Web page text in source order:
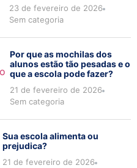
23 de fevereiro de 2026
Sem categoria
Por que as mochilas dos
alunos estão tão pesadas e o
que a escola pode fazer?
21 de fevereiro de 2026
Sem categoria
Sua escola alimenta ou
prejudica?
21 de fevereiro de 2026